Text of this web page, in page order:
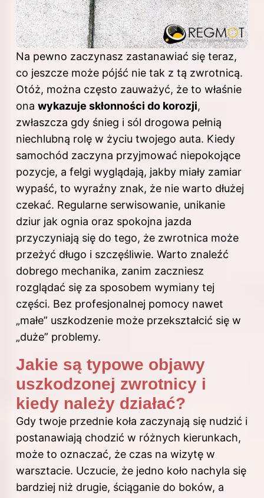
Na pewno zaczynasz zastanawiać się teraz,
co jeszcze może pójść nie tak z tą zwrotnicą.
Otóż, można często zauważyć, że to właśnie
ona wykazuje skłonności do korozji,
zwłaszcza gdy śnieg i sól drogowa pełnią
niechlubną rolę w życiu twojego auta. Kiedy
samochód zaczyna przyjmować niepokojące
pozycje, a felgi wyglądają, jakby miały zamiar
wypaść, to wyraźny znak, że nie warto dłużej
czekać. Regularne serwisowanie, unikanie
dziur jak ognia oraz spokojna jazda
przyczyniają się do tego, że zwrotnica może
przeżyć długo i szczęśliwie. Warto znaleźć
dobrego mechanika, zanim zaczniesz
rozglądać się za sposobem wymiany tej
części. Bez profesjonalnej pomocy nawet
„małe” uszkodzenie może przekształcić się w
„duże” problemy.
Jakie są typowe objawy
uszkodzonej zwrotnicy i
kiedy należy działać?
Gdy twoje przednie koła zaczynają się nudzić i
postanawiają chodzić w różnych kierunkach,
może to oznaczać, że czas na wizytę w
warsztacie. Uczucie, że jedno koło nachyla się
bardziej niż drugie, ściąganie do boków, a